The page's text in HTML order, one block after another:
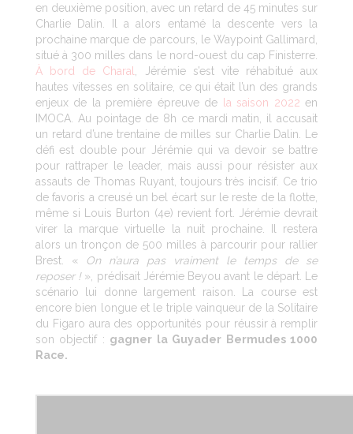
en deuxième position, avec un retard de 45 minutes sur
Charlie Dalin. Il a alors entamé la descente vers la
prochaine marque de parcours, le Waypoint Gallimard,
situé à 300 milles dans le nord-ouest du cap Finisterre.
À bord de Charal
, Jérémie s’est vite réhabitué aux
hautes vitesses en solitaire, ce qui était l’un des grands
enjeux de la première épreuve de la saison 2022 en
IMOCA. Au pointage de 8h ce mardi matin, il accusait
un retard d’une trentaine de milles sur Charlie Dalin. Le
défi est double pour Jérémie qui va devoir se battre
pour rattraper le leader, mais aussi pour résister aux
assauts de Thomas Ruyant, toujours très incisif. Ce trio
de favoris a creusé un bel écart sur le reste de la flotte,
même si Louis Burton (4e) revient fort. Jérémie devrait
virer la marque virtuelle la nuit prochaine. Il restera
alors un tronçon de 500 milles à parcourir pour rallier
Brest. «
On n’aura pas vraiment le temps de se
reposer !», prédisait Jérémie Beyou avant le départ. Le
scénario lui donne largement raison. La course est
encore bien longue et le triple vainqueur de la Solitaire
du Figaro aura des opportunités pour réussir à remplir
son objectif : gagner la Guyader Bermudes 1000
Race.